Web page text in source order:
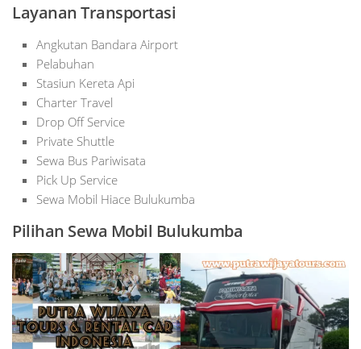
Layanan Transportasi
Angkutan Bandara Airport
Pelabuhan
Stasiun Kereta Api
Charter Travel
Drop Off Service
Private Shuttle
Sewa Bus Pariwisata
Pick Up Service
Sewa Mobil Hiace Bulukumba
Pilihan Sewa Mobil Bulukumba